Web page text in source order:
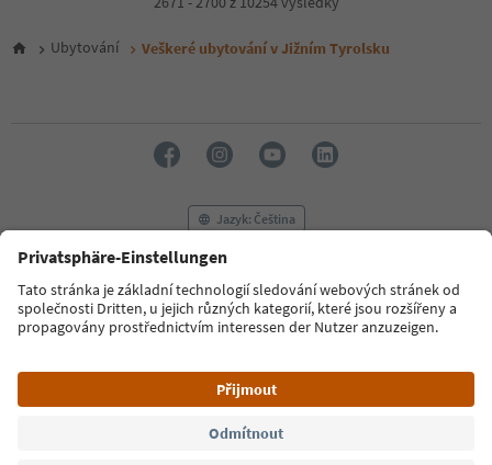
6
16
17
18
19
21
Ubytování Veškeré ubytování v Jižním Tyrolsku
Jazyk: Čeština
FAQ Kontaktujte nás Tisk
MICE
Zásady ochrany osobních údajů
Podmínky a ujednání
Tiráž
Prohlášení o přístupnosti